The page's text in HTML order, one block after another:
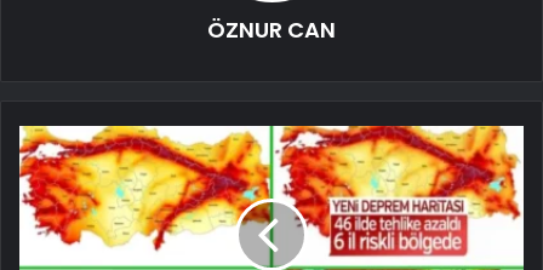
ÖZNUR CAN